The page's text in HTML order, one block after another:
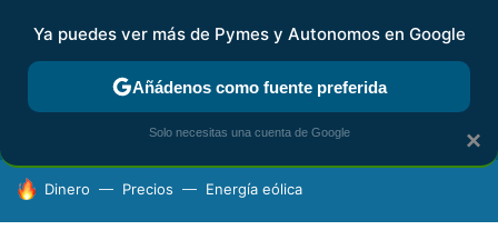
FISCALIDAD Y CONTABILIDAD KIT DIGITAL RENTA
HOY SE HABLA DE
Dinero Precios Energía eólica
×
Ya puedes ver más de Pymes y Autonomos en Google
Añádenos como fuente preferida
Solo necesitas una cuenta de Google